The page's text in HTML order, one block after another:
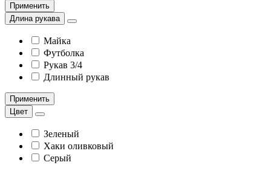
Применить
Длина рукава
Майка
Футболка
Рукав 3/4
Длинный рукав
Применить
Цвет
Зеленый
Хаки оливковый
Серый